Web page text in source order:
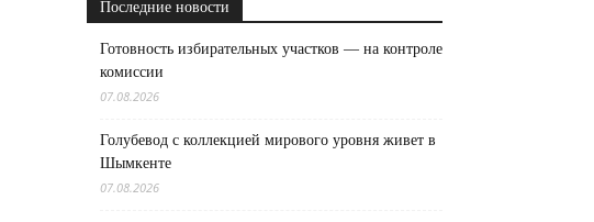
Последние новости
Готовность избирательных участков — на контроле
комиссии
07.08.2026
Голубевод с коллекцией мирового уровня живет в
Шымкенте
07.08.2026